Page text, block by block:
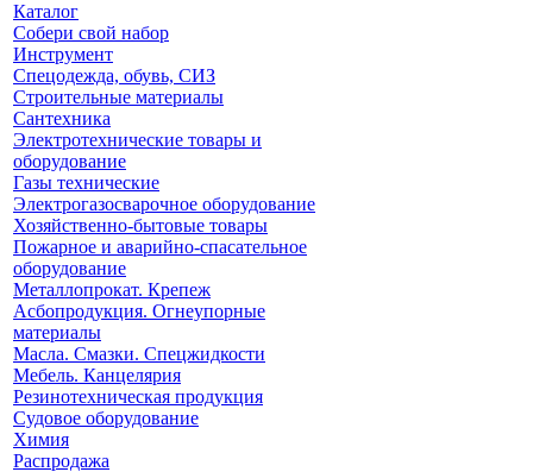
Каталог
Собери свой набор
Инструмент
Спецодежда, обувь, СИЗ
Строительные материалы
Сантехника
Электротехнические товары и
оборудование
Газы технические
Электрогазосварочное оборудование
Хозяйственно-бытовые товары
Пожарное и аварийно-спасательное
оборудование
Металлопрокат. Крепеж
Асбопродукция. Огнеупорные
материалы
Масла. Смазки. Спецжидкости
Мебель. Канцелярия
Резинотехническая продукция
Судовое оборудование
Химия
Распродажа